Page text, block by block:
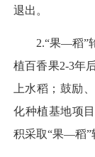
退出。
2.“果—稻”轮
植百香果2-3年
上水稻；鼓励
化种植基地项
积采取“果—稻”